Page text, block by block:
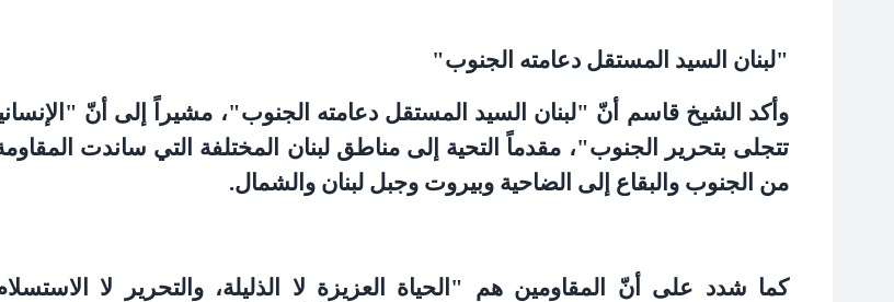
"لبنان السيد المستقل دعامته الجنوب"
وأكد الشيخ قاسم أنّ "لبنان السيد المستقل دعامته الجنوب"، مشيراً إلى أنّ
تتجلى بتحرير الجنوب"، مقدماً التحية إلى مناطق لبنان المختلفة التي ساندت
من الجنوب والبقاع إلى الضاحية وبيروت وجبل لبنان والشمال.
كما شدد على أنّ المقاومين هم "الحياة العزيزة لا الذليلة، والتحرير لا